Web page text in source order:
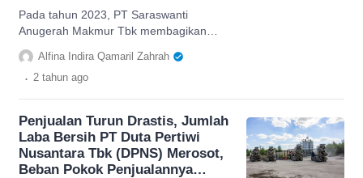
Pada tahun 2023, PT Saraswanti
Anugerah Makmur Tbk membagikan
dividen sebesar Rp153,75 miliar dan
targetkan penjualan naik 7 persen 2024.
Alfina Indira Qamaril Zahrah
. 2 tahun ago
Penjualan Turun Drastis, Jumlah
Laba Bersih PT Duta Pertiwi
Nusantara Tbk (DPNS) Merosot,
Beban Pokok Penjualannya…